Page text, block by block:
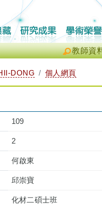
教師資
DONG 個人網頁
109
2
何啟東
邱崇寶
化材二碩士班